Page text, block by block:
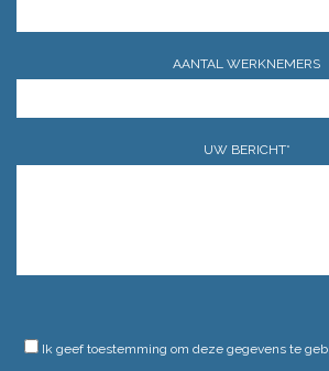
AANTAL WERKNEMERS
UW BERICHT*
Ik geef toestemming om deze gegevens te